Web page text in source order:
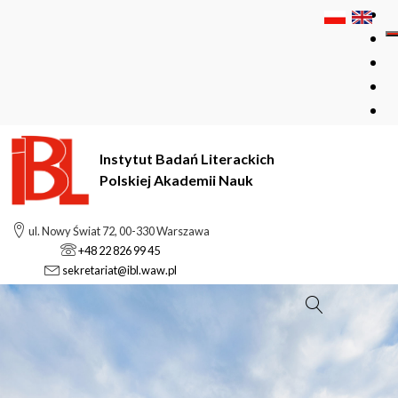
Instytut Badań Literackich
Polskiej Akademii Nauk
ul. Nowy Świat 72, 00-330 Warszawa
+48 22 826 99 45
sekretariat@ibl.waw.pl
Szukaj